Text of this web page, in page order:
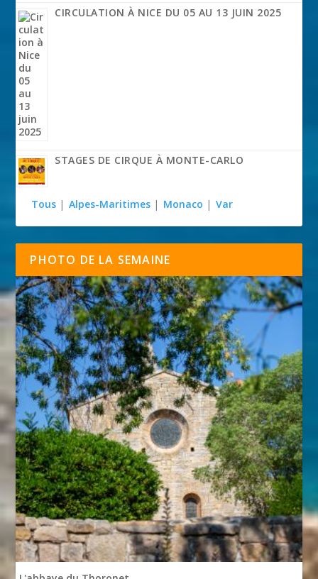
CIRCULATION À NICE DU 05 AU 13 JUIN 2025
STAGES DE CIRQUE À MONTE-CARLO
Tous | Alpes-Maritimes | Monaco | Var
PHOTO DE LA SEMAINE